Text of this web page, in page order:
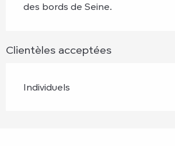
des bords de Seine.
Clientèles acceptées
Individuels